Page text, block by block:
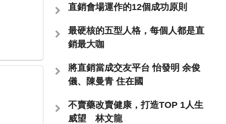
直銷會場運作的12個成功原則
最硬核的五型人格，每個人都是直
銷最大咖
將直銷當成交友平台 怡發明 余俊
儀、陳曼青 住在國
不賣藥改賣健康，打造TOP 1人生
威望 林文龍